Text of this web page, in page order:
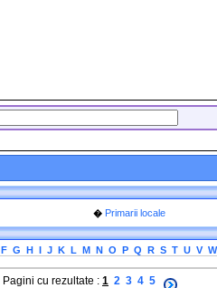
� Primarii locale
F G H I J K L M N O P Q R S T U V W
Pagini cu rezultate : 1 2 3 4 5